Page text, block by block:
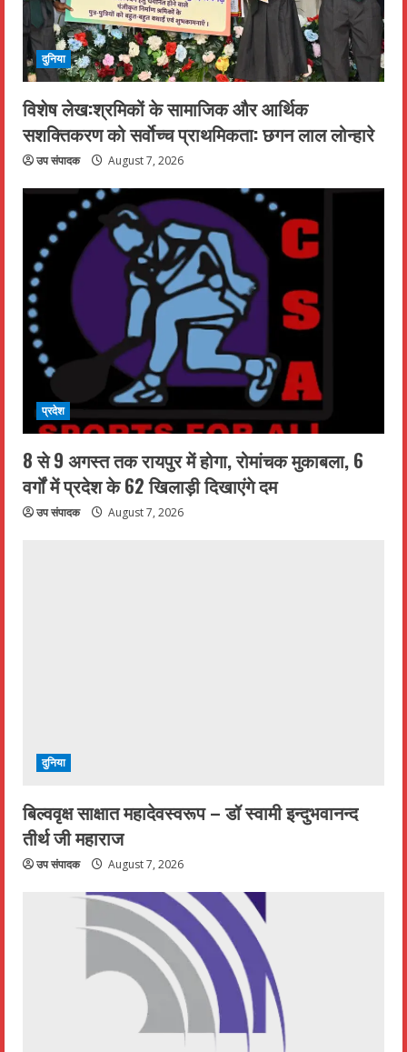
दुनिया
विशेष लेख:श्रमिकों के सामाजिक और आर्थिक
सशक्तिकरण को सर्वाेच्च प्राथमिकता: छगन लाल लोन्हारे
उप संपादक August 7, 2026
प्रदेश
8 से 9 अगस्त तक रायपुर में होगा, रोमांचक मुकाबला, 6
वर्गों में प्रदेश के 62 खिलाड़ी दिखाएंगे दम
उप संपादक August 7, 2026
दुनिया
बिल्ववृक्ष साक्षात महादेवस्वरूप – डॉ स्वामी इन्दुभवानन्द
तीर्थ जी महाराज
उप संपादक August 7, 2026